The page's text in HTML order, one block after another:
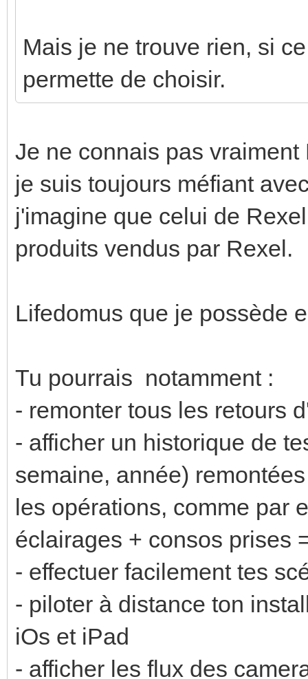
Mais je ne trouve rien, si
permette de choisir.
Je ne connais pas
je suis toujours méfiant
j'imagine que celui de
produits vendus par Rexel.
Lifedomus que je possède
Tu pourrais notamment :
- remonter tous les retours
- afficher un historique de
semaine, année)
les opérations, comme par
éclairages + consos prises
- effectuer facilement tes
- piloter à distance ton
iOs et iPad
- afficher les flux des